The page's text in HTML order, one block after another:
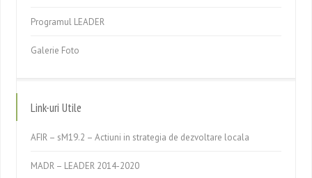
Programul LEADER
Galerie Foto
Link-uri Utile
AFIR – sM19.2 – Actiuni in strategia de dezvoltare locala
MADR – LEADER 2014-2020